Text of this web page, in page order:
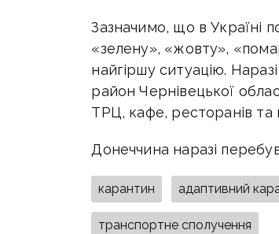
Зазначимо, що в Україні
«зелену», «жовту»,
найгіршу ситуацію.
район Чернівецької
ТРЦ, кафе, ресторанів та
Донеччина наразі
карантин адаптивний
транспортне сполучення